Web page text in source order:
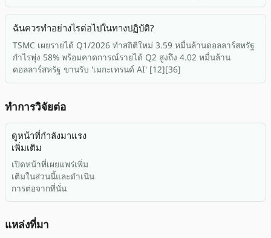
ฉันควรทำอย่างไรต่อไปในทางปฏิบัติ?
TSMC เผยรายได้ Q1/2026 ทำสถิติใหม่ 3.59 หมื่นล้านดอลลาร์สหรัฐ
กำไรพุ่ง 58% พร้อมคาดการณ์รายได้ Q2 สูงถึง 4.02 หมื่นล้าน
ดอลลาร์สหรัฐ ขานรับ 'เมกะเทรนด์ AI' [12][36]
ทำการวิจัยต่อ
ดูหน้าที่กำลังมาแรง
เพิ่มเติม
เปิดหน้าที่เผยแพร่เพิ่ม
เติมในส่วนนี้และดำเนิน
การต่อจากที่นั่น
แหล่งที่มา